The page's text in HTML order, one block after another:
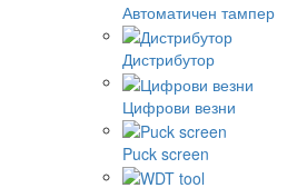
Автоматичен тампер
Дистрибутор
Цифрови везни
Puck screen